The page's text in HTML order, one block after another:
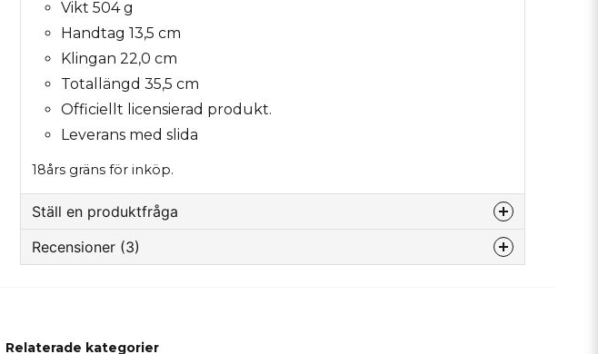
Vikt 504 g
Handtag 13,5 cm
Klingan 22,0 cm
Totallängd 35,5 cm
Officiellt licensierad produkt.
Leverans med slida
18års gräns för inköp.
Ställ en produktfråga
question
Fråga oss något om denna produkten...
name
Recensioner (3)
Mikael
Relaterade kategorier